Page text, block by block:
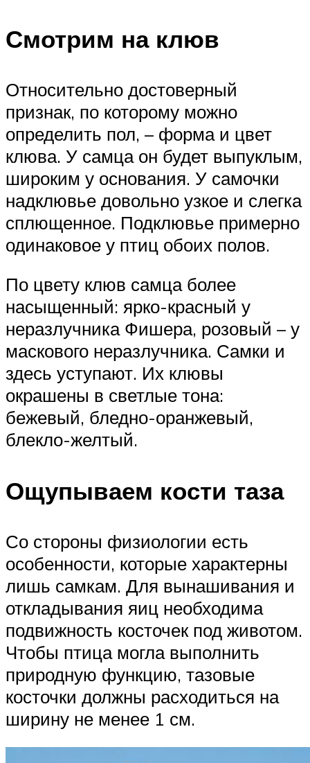
Смотрим на клюв
Относительно достоверный
признак, по которому можно
определить пол, – форма и цвет
клюва. У самца он будет выпуклым,
широким у основания. У самочки
надклювье довольно узкое и слегка
сплющенное. Подклювье примерно
одинаковое у птиц обоих полов.
По цвету клюв самца более
насыщенный: ярко-красный у
неразлучника Фишера, розовый – у
маскового неразлучника. Самки и
здесь уступают. Их клювы
окрашены в светлые тона:
бежевый, бледно-оранжевый,
блекло-желтый.
Ощупываем кости таза
Со стороны физиологии есть
особенности, которые характерны
лишь самкам. Для вынашивания и
откладывания яиц необходима
подвижность косточек под животом.
Чтобы птица могла выполнить
природную функцию, тазовые
косточки должны расходиться на
ширину не менее 1 см.